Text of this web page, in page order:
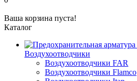
Ваша корзина пуста!
Каталог
Воздухоотводчики
Воздухоотводчики FAR
Воздухоотводчики Flamco